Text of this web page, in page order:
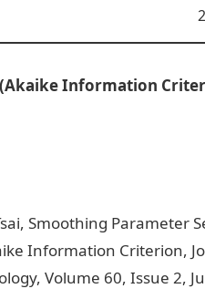
Information
Smoothing Parameter
Information Criterion,
Volume 60, Issue 2,